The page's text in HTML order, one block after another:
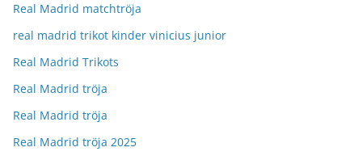
Real Madrid matchtröja
real madrid trikot kinder vinicius junior
Real Madrid Trikots
Real Madrid tröja
Real Madrid tröja
Real Madrid tröja 2025